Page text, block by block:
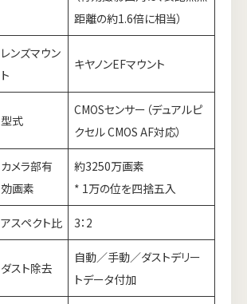
距離の約1.6倍に相当）
レンズマウン
ト
キヤノンEFマウント
型式
CMOSセンサー（デュアルピ
クセル CMOS AF対応）
カメラ部有
効画素
約3250万画素
* 1万の位を四捨五入
アスペクト比 3：2
ダスト除去
自動／手動／ダストデリー
トデータ付加